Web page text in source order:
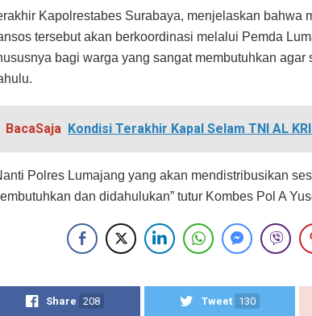
Kapolrestabes Surabaya, menjelaskan bahwa
tersebut akan berkoordinasi melalui Pemda
bagi warga yang sangat membutuhkan agar
BacaSaja Kondisi Terakhir Kapal Selam TNI AL
Polres Lumajang yang akan mendistribusikan
dan didahulukan” tutur Kombes Pol A
Share 208 Tweet 130